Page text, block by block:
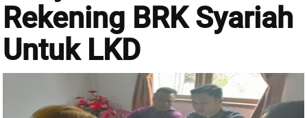
Rekening BRK Syariah
Untuk LKD